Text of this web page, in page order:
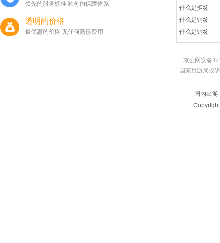
什么是拒签
什么是销签
什么是销签
领先的服务标准 独创的保障体系
透明的价格
最优惠的价格 无任何隐形费用
京公网安备
国家旅游局投
国内出游